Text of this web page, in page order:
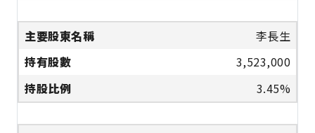
李長生
3,523,000
3.45%